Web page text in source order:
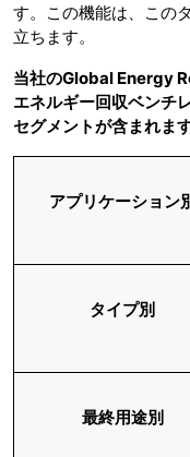
す。この機能は、この
立ちます。
当社のGlobal Energy
エネルギー回収ベンチ
セグメントが含まれます
アプリケーション
タイプ別
最終用途別